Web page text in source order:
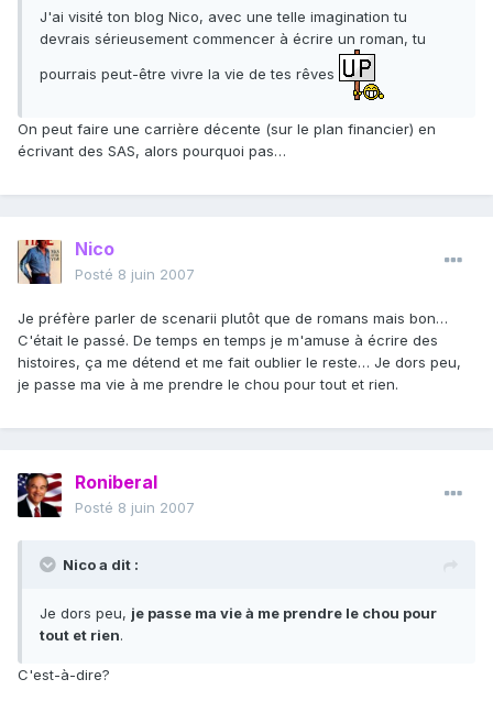
J'ai visité ton blog Nico, avec une telle imagination tu
devrais sérieusement commencer à écrire un roman, tu
pourrais peut-être vivre la vie de tes rêves
On peut faire une carrière décente (sur le plan financier) en
écrivant des SAS, alors pourquoi pas…
Nico
Posté 8 juin 2007
Je préfère parler de scenarii plutôt que de romans mais bon…
C'était le passé. De temps en temps je m'amuse à écrire des
histoires, ça me détend et me fait oublier le reste… Je dors peu,
je passe ma vie à me prendre le chou pour tout et rien.
Roniberal
Posté 8 juin 2007
Nico a dit :
Je dors peu, je passe ma vie à me prendre le chou pour
tout et rien.
C'est-à-dire?